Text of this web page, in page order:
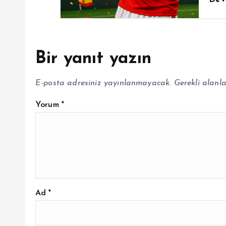
Bir yanıt yazın
E-posta adresiniz yayınlanmayacak. Gerekli
Yorum *
Ad*